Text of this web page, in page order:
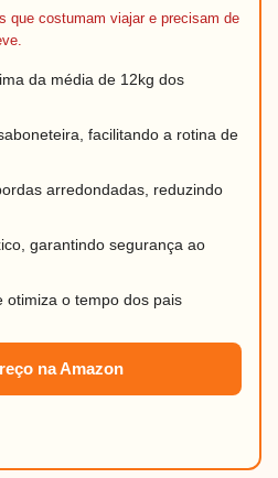
que costumam viajar e precisam de
da média de 12kg dos
facilitando a rotina de
arredondadas, reduzindo
garantindo segurança ao
otimiza o tempo dos pais
na Amazon